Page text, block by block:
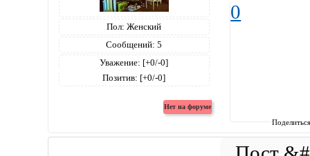
Пол: Женский
Сообщений: 5
Уважение: [+0/-0]
Позитив: [+0/-0]
0